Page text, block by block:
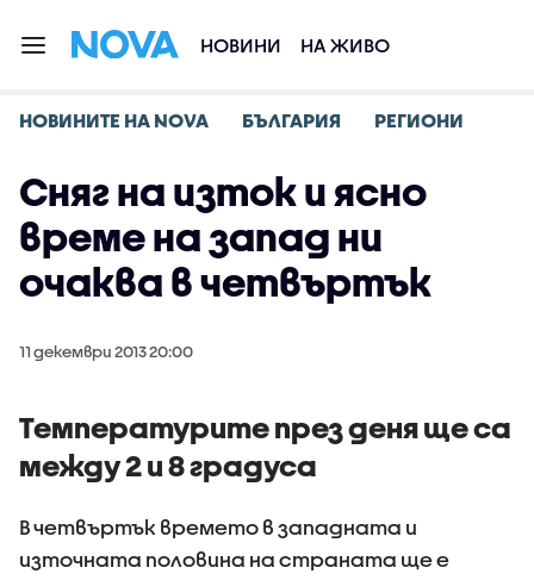
НОВИНИ НА ЖИВО
НОВИНИТЕ НА NOVA БЪЛГАРИЯ РЕГИОНИ
Сняг на изток и ясно
време на запад ни
очаква в четвъртък
11 декември 2013 20:00
Температурите през деня ще са
между 2 и 8 градуса
В четвъртък времето в западната и
източната половина на страната ще е